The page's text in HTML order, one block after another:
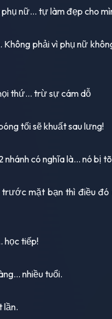
nữ... tự làm đẹp cho
phải vì phụ nữ
thứ... trừ sự cám dỗ
tối sẽ khuất sau lưng!
nhánh có nghĩa là... nó bị
mặt bạn thì điều đó
học tiếp!
nhiều tuổi.
lần.